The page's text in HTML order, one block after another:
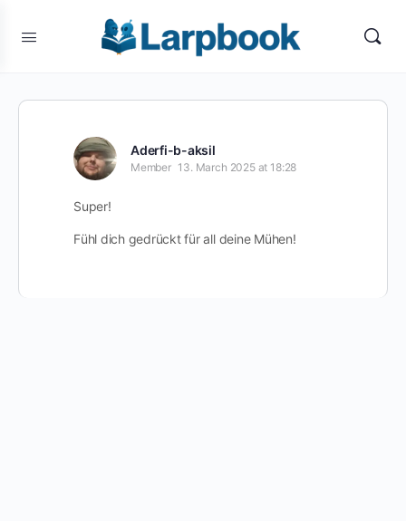
Aderfi-b-aksil
Member 13. March 2025 at 18:28
Super!
Fühl dich gedrückt für all deine Mühen!